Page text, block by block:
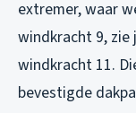
extremer, waar
windkracht 9,
windkracht 11.
bevestigde